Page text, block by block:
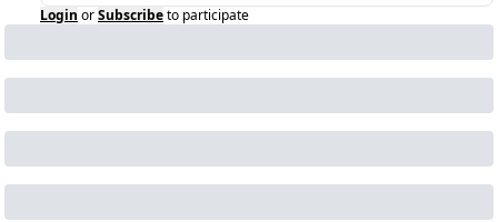
Login orSubscribeto participate